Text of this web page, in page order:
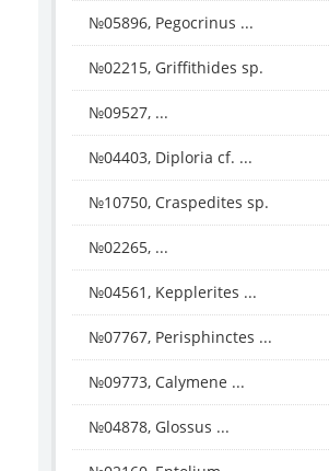
№05896, Pegocrinus ...
№02215, Griffithides sp.
№09527, ...
№04403, Diploria cf. ...
№10750, Craspedites sp.
№02265, ...
№04561, Kepplerites ...
№07767, Perisphinctes ...
№09773, Calymene ...
№04878, Glossus ...